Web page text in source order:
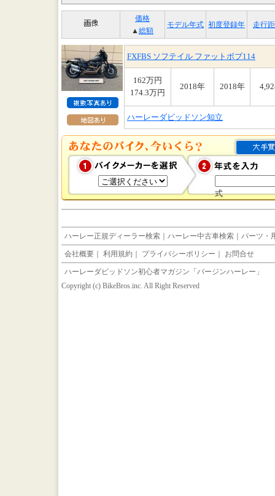
価格
▲ 総額
モデル年式 初度登録年 走行
FXFBS ソフテイル ファットボブ114
162万円
174.3万円
2018年 2018年
ハーレーダビッドソン知立
式
ハーレー正規ディーラー検索 ｜ ハーレー中古車検索 ｜ パーツ・
会社概要 ｜ 利用規約 ｜ プライバシーポリシー ｜ お問合せ
ハーレーダビッドソン初心者マガジン「バージンハーレー」
Copyright (c) BikeBros.inc. All Right Reserved